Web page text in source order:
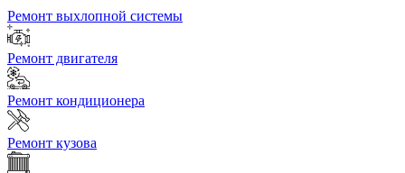
Ремонт выхлопной системы
Ремонт двигателя
Ремонт кондиционера
Ремонт кузова